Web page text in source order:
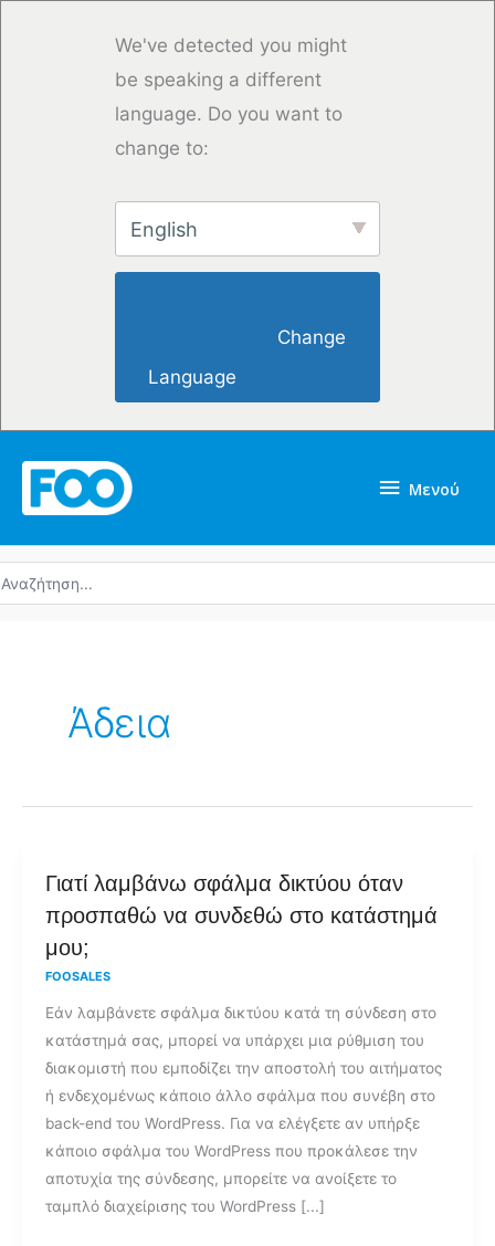
We've detected you might
be speaking a different
language. Do you want to
change to:
English
Language
Μενού
Άδεια
Γιατί λαμβάνω σφάλμα δικτύου όταν
προσπαθώ να συνδεθώ στο κατάστημά
μου;
FOOSALES
Εάν λαμβάνετε σφάλμα δικτύου κατά τη σύνδεση στο
κατάστημά σας, μπορεί να υπάρχει μια ρύθμιση του
διακομιστή που εμποδίζει την αποστολή του αιτήματος
ή ενδεχομένως κάποιο άλλο σφάλμα που συνέβη στο
back-end του WordPress. Για να ελέγξετε αν υπήρξε
κάποιο σφάλμα του WordPress που προκάλεσε την
αποτυχία της σύνδεσης, μπορείτε να ανοίξετε το
ταμπλό διαχείρισης του WordPress [...]
Γιατί
λαμβάνω
δικτύου
προσπαθώ
να
συνδεθώ
στο
κατάστημά
μου;